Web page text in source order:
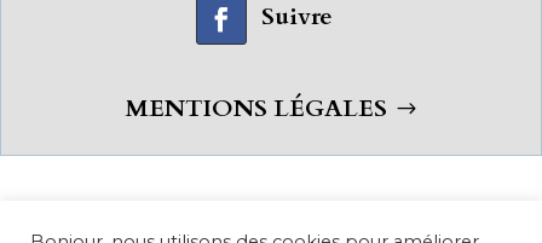
Suivre
MENTIONS LÉGALES